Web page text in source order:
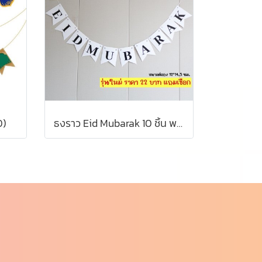
ธงราว Eid Mubarak 10 ชิ้น พร้อมริบบิ้น รุ่นใหม่ ขาวดำ คลาาสิค